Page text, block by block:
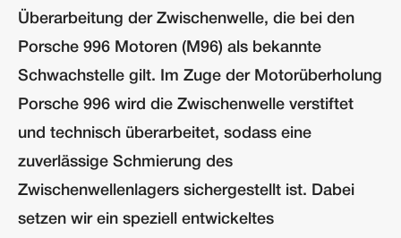
Überarbeitung der Zwischenwelle, die bei den
Porsche 996 Motoren (M96) als bekannte
Schwachstelle gilt. Im Zuge der Motorüberholung
Porsche 996 wird die Zwischenwelle verstiftet
und technisch überarbeitet, sodass eine
zuverlässige Schmierung des
Zwischenwellenlagers sichergestellt ist. Dabei
setzen wir ein speziell entwickeltes